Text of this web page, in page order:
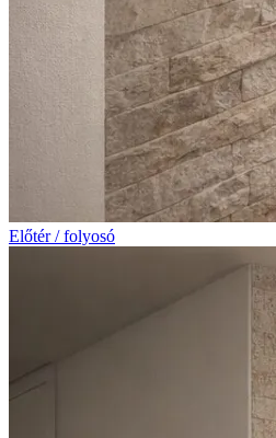
Előtér / folyosó